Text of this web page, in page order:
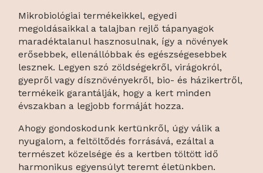
Mikrobiológiai termékeikkel, egyedi
megoldásaikkal a talajban rejlő tápanyagok
maradéktalanul hasznosulnak, így a növények
erősebbek, ellenállóbbak és egészségesebbek
lesznek. Legyen szó zöldségekről, virágokról,
gyepről vagy dísznövényekről, bio- és házikertről,
termékeik garantálják, hogy a kert minden
évszakban a legjobb formáját hozza.
Ahogy gondoskodunk kertünkről, úgy válik a
nyugalom, a feltöltődés forrásává, ezáltal a
természet közelsége és a kertben töltött idő
harmonikus egyensúlyt teremt életünkben.